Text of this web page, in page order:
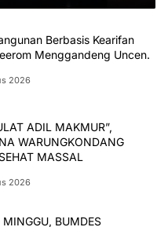
DPRD
Berbasis Kearifan
Menggandeng Uncen.
2026
ADIL MAKMUR”,
WARUNGKONDANG
MASSAL
2026
BUMDES